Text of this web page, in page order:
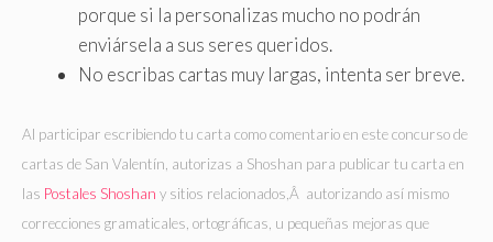
porque si la personalizas mucho no podrán
enviársela a sus seres queridos.
No escribas cartas muy largas, intenta ser breve.
Al participar escribiendo tu carta como comentario en este concurso de
cartas de San Valentín, autorizas a Shoshan para publicar tu carta en
las Postales Shoshan y sitios relacionados,Â autorizando así mismo
correcciones gramaticales, ortográficas, u pequeñas mejoras que